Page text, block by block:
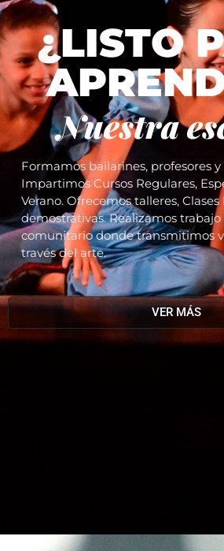
¿LISTO
Nuestra
Formamos bailarines, profesores y
Impartimos Cursos Regulares,
Verano. Ofrecemos talleres,
demostrativas. Realizamos trabajo
comunitario donde transmitimos
través del arte.
VER MÁS